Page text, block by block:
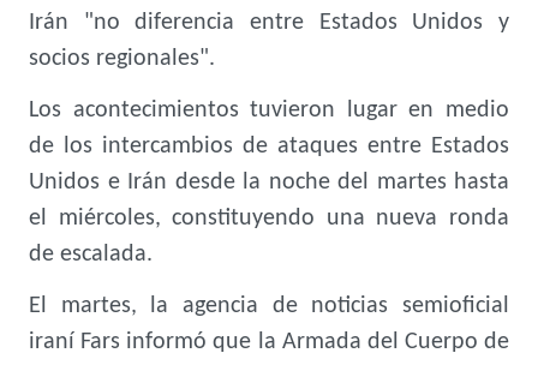
Irán "no diferencia entre Estados Unidos y
socios regionales".
Los acontecimientos tuvieron lugar en medio
de los intercambios de ataques entre Estados
Unidos e Irán desde la noche del martes hasta
el miércoles, constituyendo una nueva ronda
de escalada.
El martes, la agencia de noticias semioficial
iraní Fars informó que la Armada del Cuerpo de